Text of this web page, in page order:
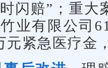
闪赔”；重大
业有限公司
元紧急医疗金